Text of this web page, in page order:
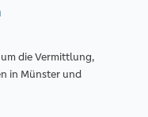
die Vermittlung,
in Münster und